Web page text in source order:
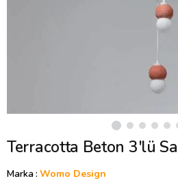
Terracotta Beton 3'lü
Marka: Womo Design